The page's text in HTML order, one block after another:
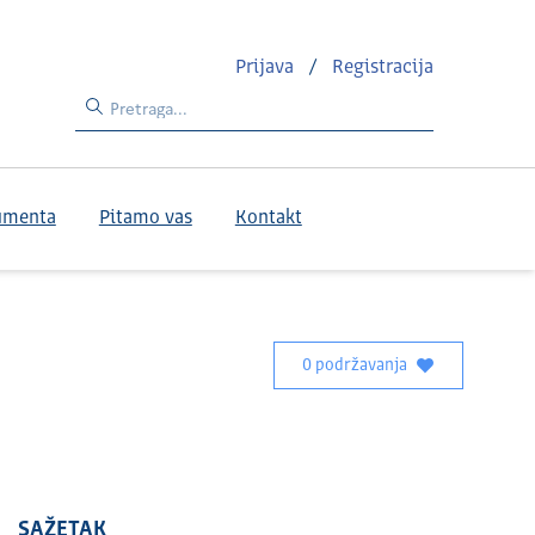
Prijava / Registracija
Pitamo vas Kontakt
0 podržavanja
SAŽETAK